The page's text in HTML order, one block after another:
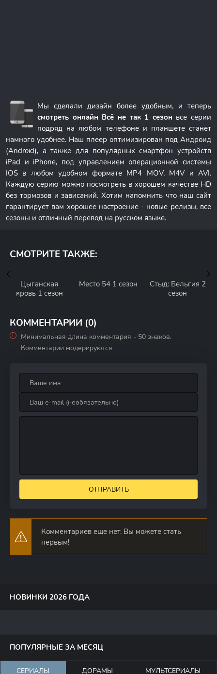
Мы сделали дизайн более удобным, и теперь
смотреть онлайн Всё не так 1 сезон все серии
подряд на любом телефоне и планшете станет
намного удобнее. Наш плеер оптимизирован под Андроид
(Android), а также для популярных смартфон устройств
iPad и iPhone, под управлением операционной системы
IOS в любом удобном формате MP4 MOV, M4V и AVI.
Каждую серию можно посмотреть в хорошем качестве HD
без тормозов и зависаний. Хотим напомнить что наш сайт
гарантирует вам хорошее настроение - новые релизы, все
сезоны и отличный перевод на русском языке.
СМОТРИТЕ ТАКЖЕ:
Цыганская
кровь 1 сезон
Место 54 1 сезон
Стыд: Бельгия 2
сезон
КОММЕНТАРИИ (0)
Минимальная длина комментария - 50 знаков.
Комментарии модерируются
ОТПРАВИТЬ
Комментариев еще нет. Вы можете стать
первым!
НОВИНКИ 2026 ГОДА
ПОПУЛЯРНЫЕ ЗА МЕСЯЦ
СЕРИАЛЫ ДОРАМЫ МУЛЬТСЕРИАЛЫ